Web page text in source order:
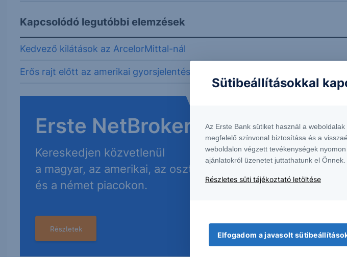
Kapcsolódó legutóbbi elemzések
Kedvező kilátások az ArcelorMittal-nál
Erős rajt előtt az amerikai gyorsjelentési szezon
Erste NetBroker
Kereskedjen közvetlenül
a magyar, az amerikai, az osztrák
és a német piacokon.
Részletek
Sütibeállításokkal
Az Erste Bank sütiket használ a
megfelelő színvonal biztosítása és a
weboldalon végzett tevékenységek
ajánlatokról üzenetet juttathatunk el Önnek.
Részletes süti tájékoztató letöltése
Elfogadom a javasolt